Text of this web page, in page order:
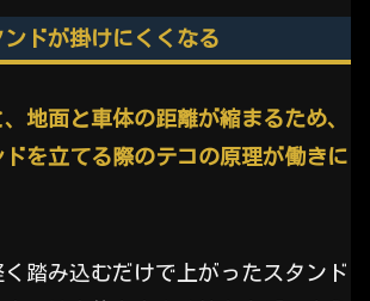
ドが掛けにくくなる
地面と車体の距離が縮まるため、
を立てる際のテコの原理が働きに
踏み込むだけで上がったスタンド